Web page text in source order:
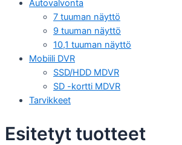
Autovalvonta
7 tuuman näyttö
9 tuuman näyttö
10,1 tuuman näyttö
Mobiili DVR
SSD/HDD MDVR
SD -kortti MDVR
Tarvikkeet
Esitetyt tuotteet